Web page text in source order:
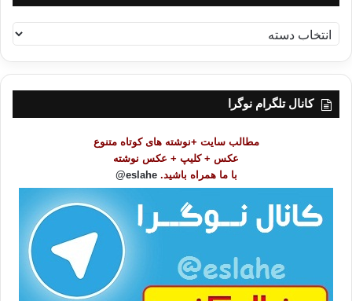
ه
ر
کانال تلگرام نوگرا
مطالب سایت +نوشته های کوتاه متنوع
عکس + کلیپ + عکس نوشته
با ما همراه باشید. eslahe@